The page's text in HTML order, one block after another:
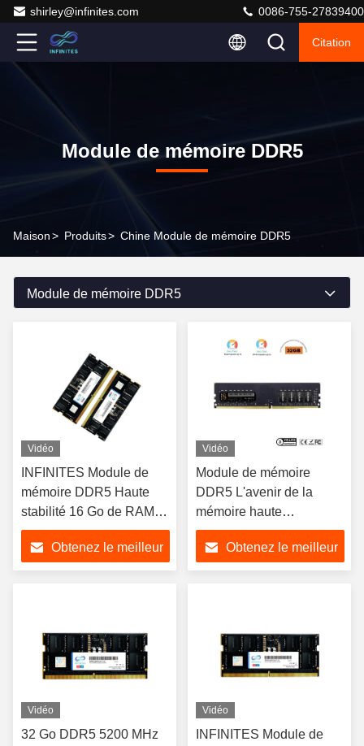
shirley@infinites.com 0086-755-27839400
Citation
Module de mémoire DDR5
Maison> Produits> Chine Module de mémoire DDR5
Module de mémoire DDR5
Vidéo
INFINITES Module de
mémoire DDR5 Haute
stabilité 16 Go de RAM
DDR5 5200 MHz
Obtenez le meilleur
Vidéo
Module de mémoire
DDR5 L'avenir de la
mémoire haute
performance pour
l'informatique et le jeu 1,1
V 51,2 Go/s Compatible
Obtenez le meilleur
Vidéo
32 Go DDR5 5200 MHz
Vidéo
INFINITES Module de